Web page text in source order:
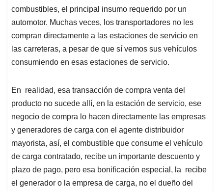
combustibles, el principal insumo requerido por un
automotor. Muchas veces, los transportadores no les
compran directamente a las estaciones de servicio en
las carreteras, a pesar de que sí vemos sus vehículos
consumiendo en esas estaciones de servicio.
En realidad, esa transacción de compra venta del
producto no sucede allí, en la estación de servicio, ese
negocio de compra lo hacen directamente las empresas
y generadores de carga con el agente distribuidor
mayorista, así, el combustible que consume el vehículo
de carga contratado, recibe un importante descuento y
plazo de pago, pero esa bonificación especial, la recibe
el generador o la empresa de carga, no el dueño del